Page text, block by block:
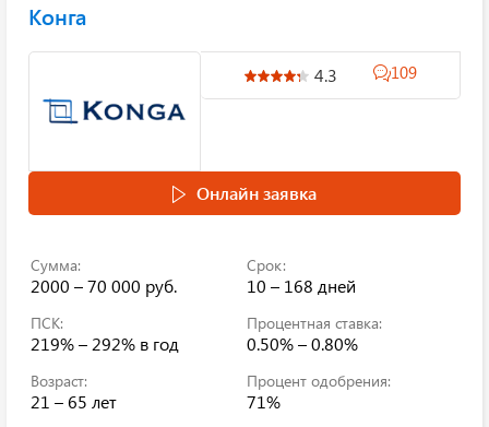
Конга
4.3 109
Онлайн заявка
Сумма:
2000 – 70 000 руб.
Срок:
10 – 168 дней
ПСК:
219% – 292% в год
Процентная ставка:
0.50% – 0.80%
Возраст:
21 – 65 лет
Процент одобрения:
71%